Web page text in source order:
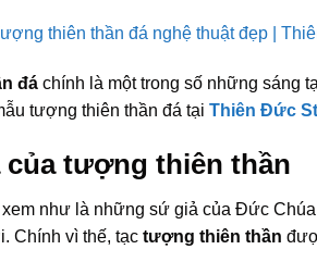
đá chính là một trong số những sáng
tượng thiên thần đá tại Thiên Đức
của tượng thiên thần
như là những sứ giả của Đức
Chính vì thế, tạc tượng thiên thần